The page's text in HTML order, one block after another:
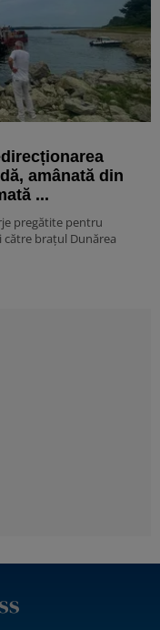
amânată din
...
pregătite pentru
brațul Dunărea